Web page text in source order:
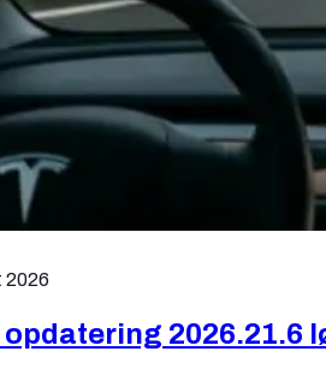
2026
opdatering 2026.21.6